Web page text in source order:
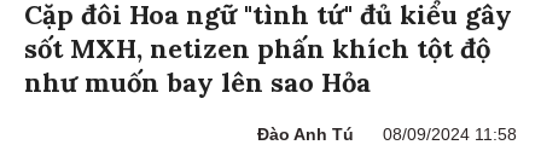
Cặp đôi Hoa ngữ "tình tứ" đủ kiểu gây
sốt MXH, netizen phấn khích tột độ
như muốn bay lên sao Hỏa
Đào Anh Tú 08/09/2024 11:58